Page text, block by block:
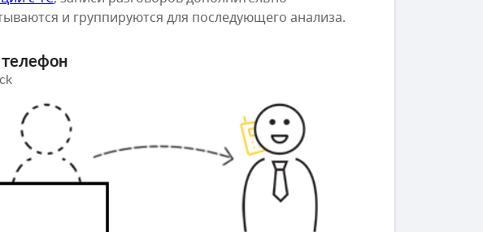
и группируются для последующего анализа.